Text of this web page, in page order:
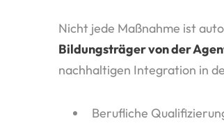
Nicht jede Maßnahme ist
Bildungsträger von der
nachhaltigen Integration in
Berufliche